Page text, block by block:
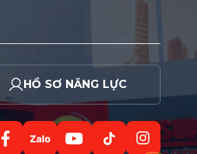
HỒ SƠ NĂNG LỰC